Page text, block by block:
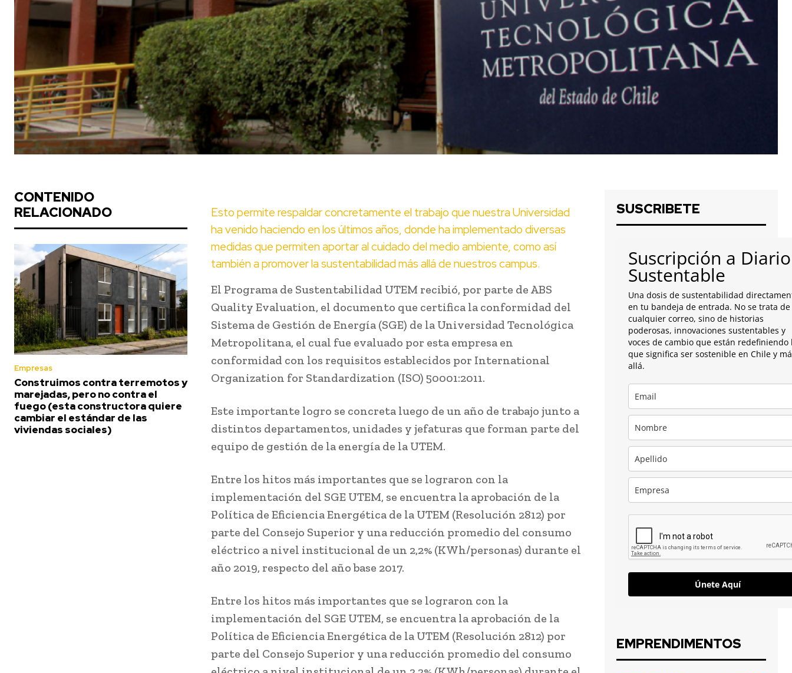
CONTENIDO
RELACIONADO
Empresas
Construimos contra terremotos y
marejadas, pero no contra el
fuego (esta constructora quiere
cambiar el estándar de las
viviendas sociales)
Esto permite respaldar concretamente el trabajo que nuestra Universidad
ha venido haciendo en los últimos años, donde ha implementado diversas
medidas que permiten aportar al cuidado del medio ambiente, como así
también a promover la sustentabilidad más allá de nuestros campus.
El Programa de Sustentabilidad UTEM recibió, por parte de ABS
Quality Evaluation, el documento que certifica la conformidad del
Sistema de Gestión de Energía (SGE) de la Universidad Tecnológica
Metropolitana, el cual fue evaluado por esta empresa en
conformidad con los requisitos establecidos por International
Organization for Standardization (ISO) 50001:2011.
Este importante logro se concreta luego de un año de trabajo junto a
distintos departamentos, unidades y jefaturas que forman parte del
equipo de gestión de la energía de la UTEM.
Entre los hitos más importantes que se lograron con la
implementación del SGE UTEM, se encuentra la aprobación de la
Política de Eficiencia Energética de la UTEM (Resolución 2812) por
parte del Consejo Superior y una reducción promedio del consumo
eléctrico a nivel institucional de un 2,2% (KWh/personas) durante el
año 2019, respecto del año base 2017.
Entre los hitos más importantes que se lograron con la
implementación del SGE UTEM, se encuentra la aprobación de la
Política de Eficiencia Energética de la UTEM (Resolución 2812) por
parte del Consejo Superior y una reducción promedio del consumo
SUSCRIBETE
Suscripción a Diario
Sustentable
Una dosis de sustentabilidad
en tu bandeja de entrada. No se trata de
cualquier correo, sino de historias
poderosas, innovaciones sustentables y
voces de cambio que están redefiniendo
que significa ser sostenible en Chile y
allá.
Únete Aquí
EMPRENDIMENTOS